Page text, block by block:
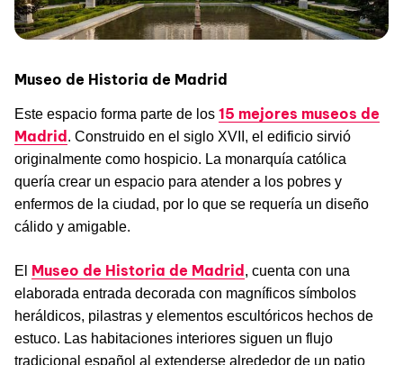
Museo de Historia de Madrid
Este espacio forma parte de los 15 mejores museos de
Madrid . Construido en el siglo XVII, el edificio sirvió
originalmente como hospicio. La monarquía católica
quería crear un espacio para atender a los pobres y
enfermos de la ciudad, por lo que se requería un diseño
cálido y amigable.
El Museo de Historia de Madrid , cuenta con una
elaborada entrada decorada con magníficos símbolos
heráldicos, pilastras y elementos escultóricos hechos de
estuco. Las habitaciones interiores siguen un flujo
tradicional español al extenderse alrededor de un patio